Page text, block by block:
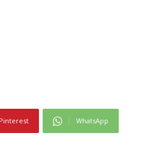
Pinterest WhatsApp